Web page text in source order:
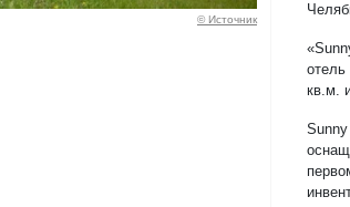
© Источник
отель
кв.м.